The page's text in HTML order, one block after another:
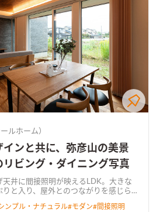
ルホーム）
ンと共に、弥彦山の美景
リビング・ダイニング写真
井に間接照明が映えるLDK。大きな
と入り、屋外とのつながりを感じられ
ンプル・ナチュラル#モダン#間接照明